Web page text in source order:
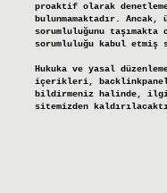
proaktif olarak denetleme
bulunmamaktadır.
sorumluluğunu
sorumluluğu kabul etmiş
Hukuka ve yasal
içerikleri,
bildirmeniz halinde,
sitemizden